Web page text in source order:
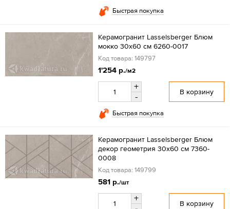
Быстрая покупка
Керамогранит Lasselsberger Блюм
мокко 30x60 см 6260-0017
Код товара: 149797
1'254 р./м2
+
-
В корзину
Быстрая покупка
Керамогранит Lasselsberger Блюм
декор геометрия 30x60 см 7360-
0008
Код товара: 149799
581 р./шт
+
В корзину